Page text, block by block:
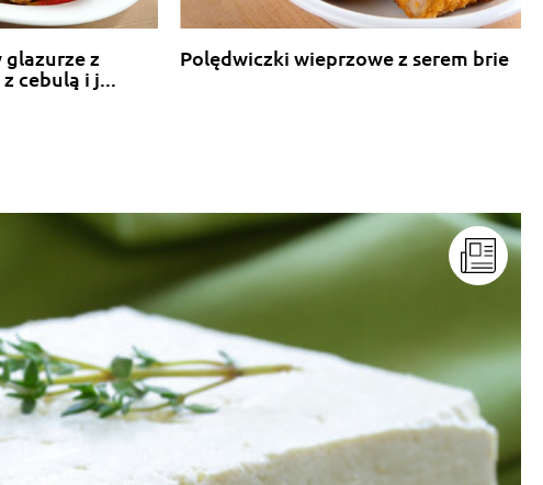
glazurze z
cebulą i j...
Polędwiczki wieprzowe z serem brie